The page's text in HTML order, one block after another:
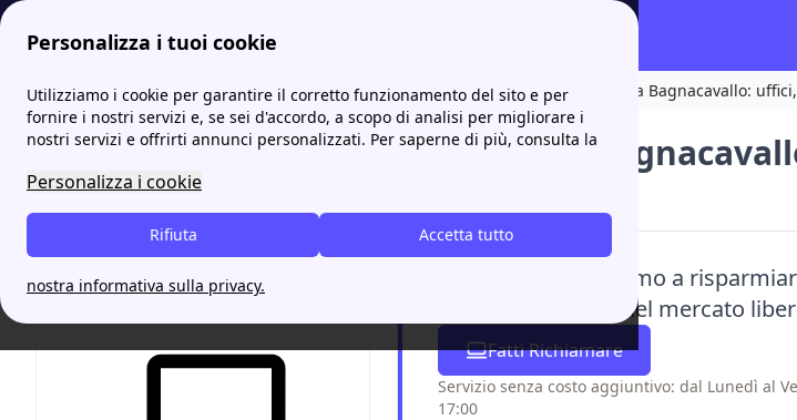
Personalizza i tuoi cookie
Utilizziamo i cookie per garantire il corretto funzionamento del sito e per
fornire i nostri servizi e, se sei d'accordo, a scopo di analisi per migliorare i
nostri servizi e offrirti annunci personalizzati. Per saperne di più, consulta la
Personalizza i cookie
Accetta tutto
Rifiuta
nostra informativa sulla privacy.
Energia-Luce.it Tutti gli sportelli SOENERGY: gli indirizzi e i contatti Soenergy a Bagnacavallo:
Soenergy a
Chiamaci e ti aiutiamo a
grazie alle offerte del mercato
Fatti Richiamare
Servizio senza costo aggiuntivo: dal Lunedì al
17:00